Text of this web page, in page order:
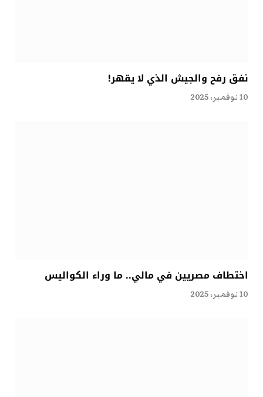
نفق رفح والجيش الذي لا يقهر!
10 نوفمبر، 2025
اختطاف مصريين في مالي.. ما وراء الكواليس
10 نوفمبر، 2025